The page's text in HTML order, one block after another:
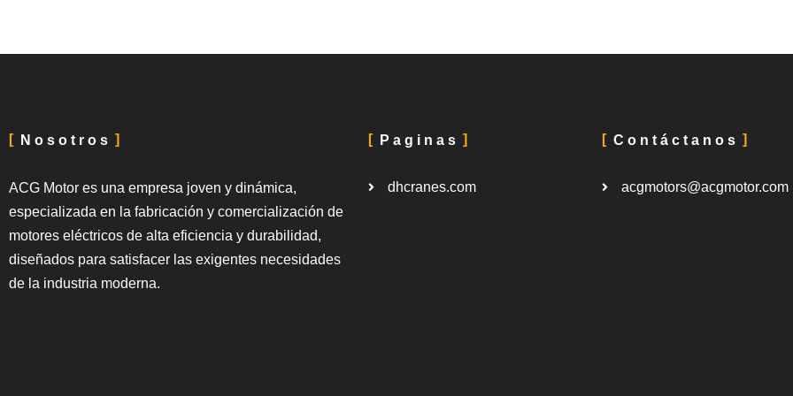
Nosotros
ACG Motor es una empresa joven y dinámica,
especializada en la fabricación y comercialización de
motores eléctricos de alta eficiencia y durabilidad,
diseñados para satisfacer las exigentes necesidades
de la industria moderna.
Paginas
dhcranes.com
Contáctanos
acgmotors@acgmotor.com